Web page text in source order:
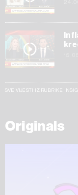
SVE VIJESTI IZ RUBRIKE
Originals